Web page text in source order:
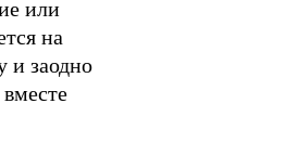
или
на
и заодно